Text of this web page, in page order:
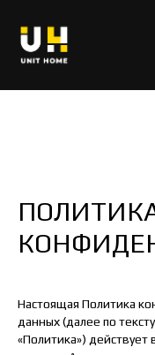
Настоящая Политика
данных (далее по
«Политика»)